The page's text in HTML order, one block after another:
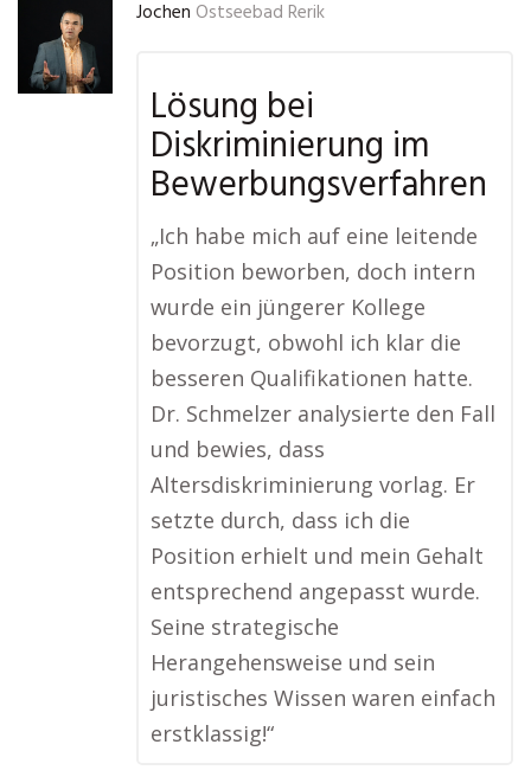
Jochen Ostseebad Rerik
Lösung bei
Diskriminierung im
Bewerbungsverfahren
„Ich habe mich auf eine leitende
Position beworben, doch intern
wurde ein jüngerer Kollege
bevorzugt, obwohl ich klar die
besseren Qualifikationen hatte.
Dr. Schmelzer analysierte den Fall
und bewies, dass
Altersdiskriminierung vorlag. Er
setzte durch, dass ich die
Position erhielt und mein Gehalt
entsprechend angepasst wurde.
Seine strategische
Herangehensweise und sein
juristisches Wissen waren einfach
erstklassig!“